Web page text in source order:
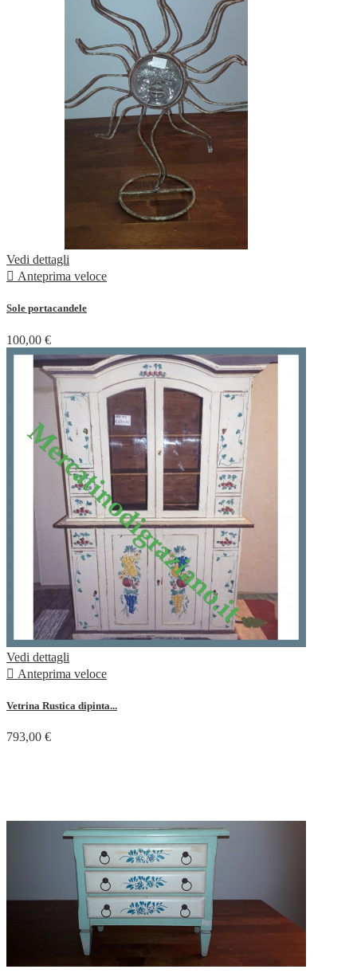
Vedi dettagli
 Anteprima veloce
Sole portacandele
100,00 €
Vedi dettagli
 Anteprima veloce
Vetrina Rustica dipinta...
793,00 €